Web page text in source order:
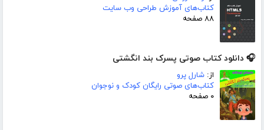
کتاب‌های آموزش طراحی وب سایت
۸۸ صفحه
🎧 دانلود کتاب صوتی پسرک بند انگشتی
از: شارل پرو
کتاب‌های صوتی رایگان کودک و نوجوان
۰ صفحه